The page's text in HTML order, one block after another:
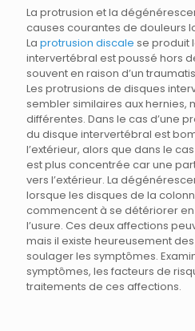
La protrusion et la
causes courantes de douleurs
La protrusion discale se produit
intervertébral est poussé hors
souvent en raison d’un
Les protrusions de disques
sembler similaires aux hernies,
différentes. Dans le cas d’une
du disque intervertébral est
l’extérieur, alors que dans le
est plus concentrée car une
vers l’extérieur. La
lorsque les disques de la
commencent à se détériorer
l’usure. Ces deux affections
mais il existe heureusement
soulager les symptômes.
symptômes, les facteurs de
traitements de ces affections.